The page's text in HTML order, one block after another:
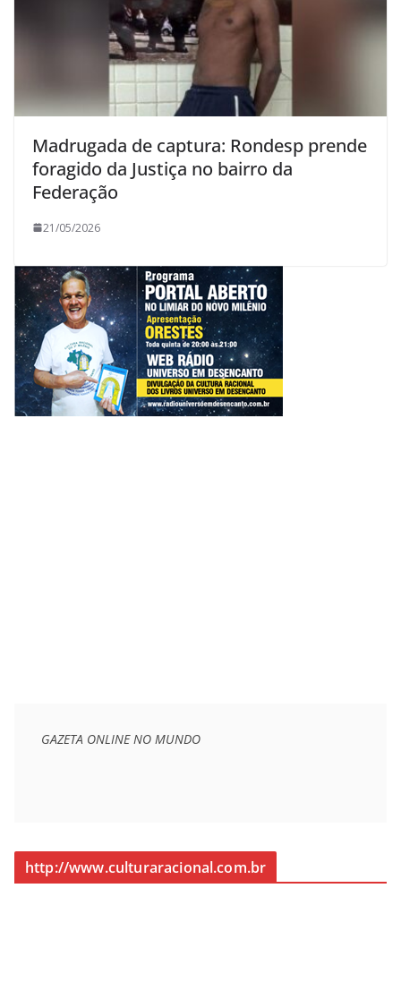
Madrugada de captura: Rondesp prende
foragido da Justiça no bairro da
Federação
21/05/2026
GAZETA ONLINE NO MUNDO
http://www.culturaracional.com.br